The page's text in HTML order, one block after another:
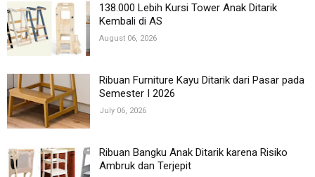
138.000 Lebih Kursi Tower Anak Ditarik
Kembali di AS
August 06, 2026
Ribuan Furniture Kayu Ditarik dari Pasar pada
Semester I 2026
July 06, 2026
Ribuan Bangku Anak Ditarik karena Risiko
Ambruk dan Terjepit